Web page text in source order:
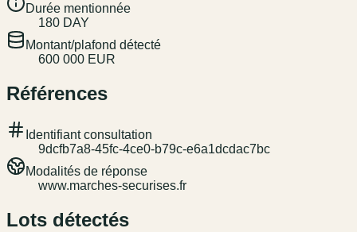
Durée mentionnée
180 DAY
Montant/plafond détecté
600 000 EUR
Références
Identifiant consultation
9dcfb7a8-45fc-4ce0-b79c-e6a1dcdac7bc
Modalités de réponse
www.marches-securises.fr
Lots détectés